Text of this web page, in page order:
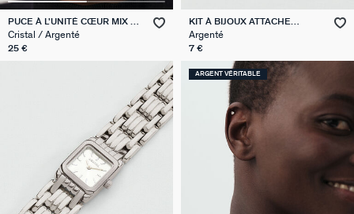
PUCE À L'UNITÉ CŒUR MIX &
MATCH
Cristal / Argenté
25 €
KIT À BIJOUX ATTACHE
BRACELET
Argenté
7 €
ARGENT VÉRITABLE